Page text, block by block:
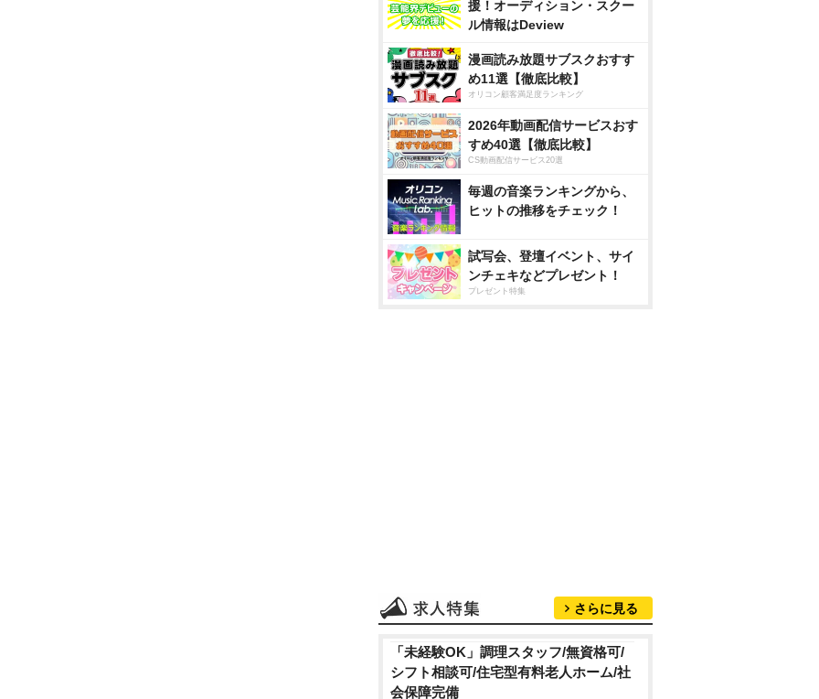
援！オーディション・スクー
ル情報はDeview
漫画読み放題サブスクおすす
め11選【徹底比較】
オリコン顧客満足度ランキング
2026年動画配信サービスおす
すめ40選【徹底比較】
CS動画配信サービス20選
毎週の音楽ランキングから、
ヒットの推移をチェック！
試写会、登壇イベント、サイ
ンチェキなどプレゼント！
プレゼント特集
さらに見る
「未経験OK」調理スタッフ/無資格可/
シフト相談可/住宅型有料老人ホーム/社
会保障完備